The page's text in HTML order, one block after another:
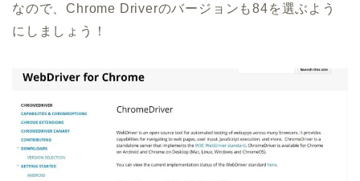
なので、Chrome Driverのバージョンも84を選ぶよう
にしましょう！